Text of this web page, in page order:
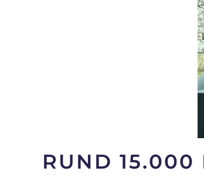
RUND 15.000